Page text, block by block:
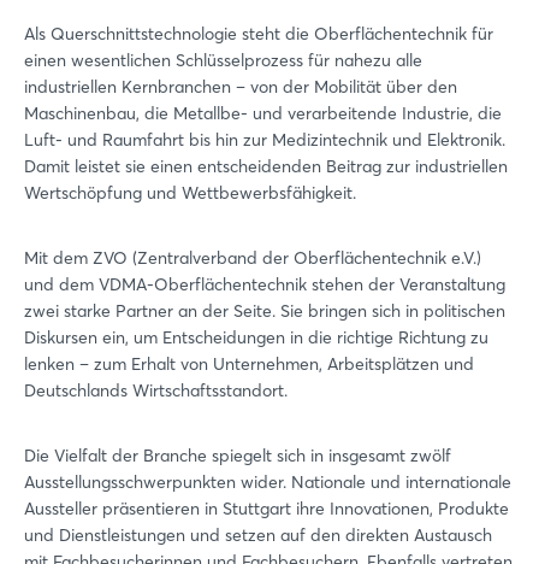
Als Querschnittstechnologie steht die Oberflächentechnik für
einen wesentlichen Schlüsselprozess für nahezu alle
industriellen Kernbranchen – von der Mobilität über den
Maschinenbau, die Metallbe- und verarbeitende Industrie, die
Luft- und Raumfahrt bis hin zur Medizintechnik und Elektronik.
Damit leistet sie einen entscheidenden Beitrag zur industriellen
Wertschöpfung und Wettbewerbsfähigkeit.
Mit dem ZVO (Zentralverband der Oberflächentechnik e.V.)
und dem VDMA-Oberflächentechnik stehen der Veranstaltung
zwei starke Partner an der Seite. Sie bringen sich in politischen
Diskursen ein, um Entscheidungen in die richtige Richtung zu
lenken – zum Erhalt von Unternehmen, Arbeitsplätzen und
Deutschlands Wirtschaftsstandort.
Die Vielfalt der Branche spiegelt sich in insgesamt zwölf
Ausstellungsschwerpunkten wider. Nationale und internationale
Aussteller präsentieren in Stuttgart ihre Innovationen, Produkte
und Dienstleistungen und setzen auf den direkten Austausch